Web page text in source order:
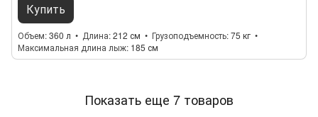
Купить
Объем 360 л Длина 212 см Грузоподъемность 75 кг
Максимальная длина лыж 185 см
Показать еще 7 товаров